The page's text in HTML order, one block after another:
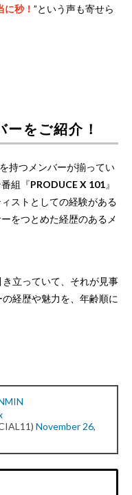
秒！ ”という声も寄せら
をご紹介！
持つメンバーが揃ってい
組『PRODUCE X 101』
ストとしての経験がある
をつとめた経歴のあるメ
立っていて、それが見事
経歴や魅力を、年齢順に
November 26,